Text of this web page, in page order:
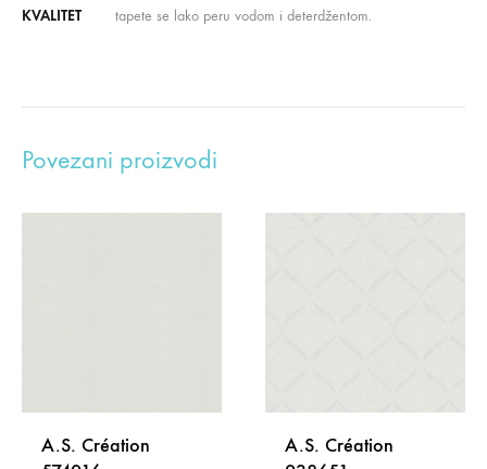
KVALITET tapete se lako peru vodom i deterdžentom.
Povezani proizvodi
A.S. Création
A.S. Création